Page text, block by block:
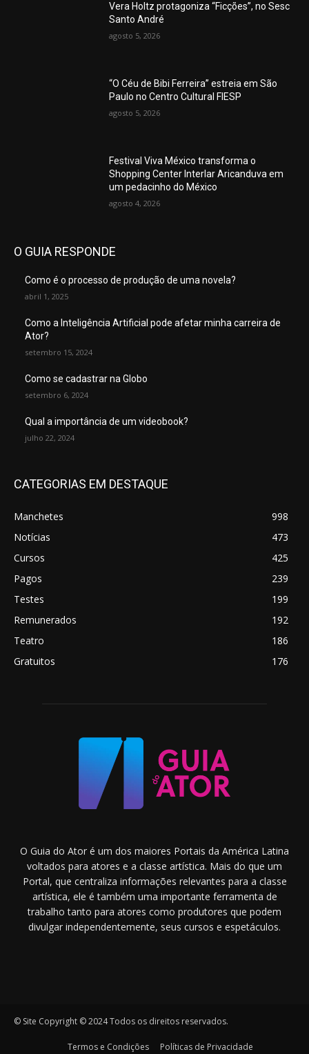
Vera Holtz protagoniza “Ficções”, no Sesc
Santo André
agosto 5, 2026
“O Céu de Bibi Ferreira” estreia em São
Paulo no Centro Cultural FIESP
agosto 5, 2026
Festival Viva México transforma o
Shopping Center Interlar Aricanduva em
um pedacinho do México
agosto 4, 2026
O GUIA RESPONDE
Como é o processo de produção de uma novela?
abril 1, 2025
Como a Inteligência Artificial pode afetar minha carreira de
Ator?
setembro 15, 2024
Como se cadastrar na Globo
setembro 6, 2024
Qual a importância de um videobook?
julho 22, 2024
CATEGORIAS EM DESTAQUE
Manchetes
998
Notícias
473
Cursos
425
Pagos
239
Testes
199
Remunerados
192
Teatro
186
Gratuitos
176
O Guia do Ator é um dos maiores Portais da América Latina
voltados para atores e a classe artística. Mais do que um
Portal, que centraliza informações relevantes para a classe
artística, ele é também uma importante ferramenta de
trabalho tanto para atores como produtores que podem
divulgar independentemente, seus cursos e espetáculos.
© Site Copyright © 2024 Todos os direitos reservados.
Termos e Condições Políticas de Privacidade